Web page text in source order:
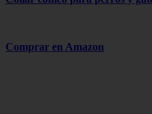
Comprar en Amazon